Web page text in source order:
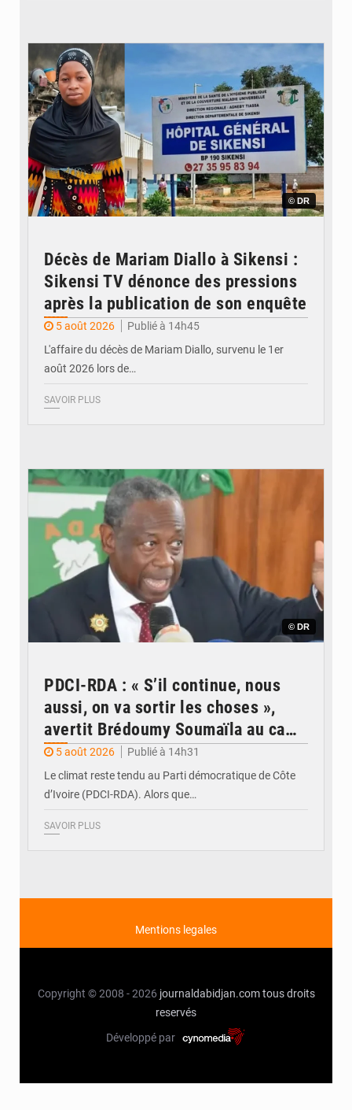
© DR
Décès de Mariam Diallo à Sikensi :
Sikensi TV dénonce des pressions
après la publication de son enquête
5 août 2026
Publié à 14h45
L'affaire du décès de Mariam Diallo, survenu le 1er
août 2026 lors de…
SAVOIR PLUS
© DR
PDCI-RDA : « S’il continue, nous
aussi, on va sortir les choses »,
avertit Brédoumy Soumaïla au camp
Guikahué
5 août 2026
Publié à 14h31
Le climat reste tendu au Parti démocratique de Côte
d’Ivoire (PDCI-RDA). Alors que…
SAVOIR PLUS
Mentions legales
Copyright © 2008 - 2026 journaldabidjan.com tous droits
reservés
Développé par